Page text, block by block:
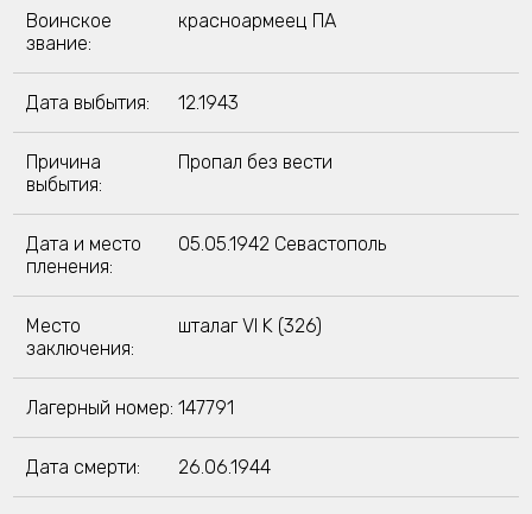
Воинское
звание:
красноармеец ПА
Дата выбытия: 12.1943
Причина
выбытия:
Пропал без вести
Дата и место
пленения:
05.05.1942 Севастополь
Место
заключения:
шталаг VI K (326)
Лагерный номер: 147791
Дата смерти: 26.06.1944